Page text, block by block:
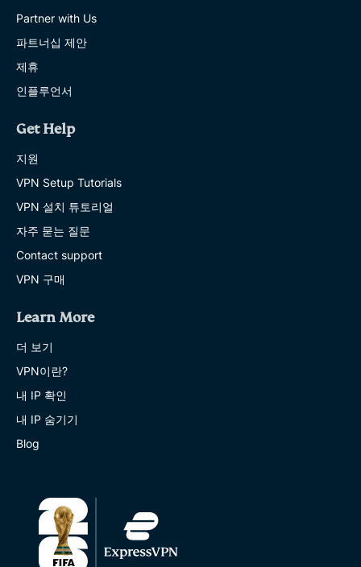
Partner with Us
파트너십 제안
제휴
인플루언서
Get Help
지원
VPN Setup Tutorials
VPN 설치 튜토리얼
자주 묻는 질문
Contact support
VPN 구매
Learn More
더 보기
VPN이란?
내 IP 확인
내 IP 숨기기
Blog